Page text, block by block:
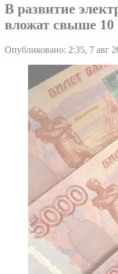
В развитие
вложат свыше 10
Опубликовано: 2:35, 7 авг